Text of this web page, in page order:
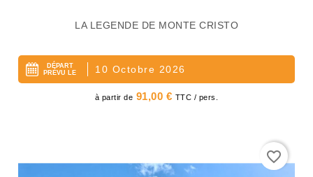
favorite_border
LA LEGENDE DE MONTE CRISTO
DÉPART
PRÉVU LE
10 Octobre 2026
Prix
à partir de 91,00 € TTC / pers.